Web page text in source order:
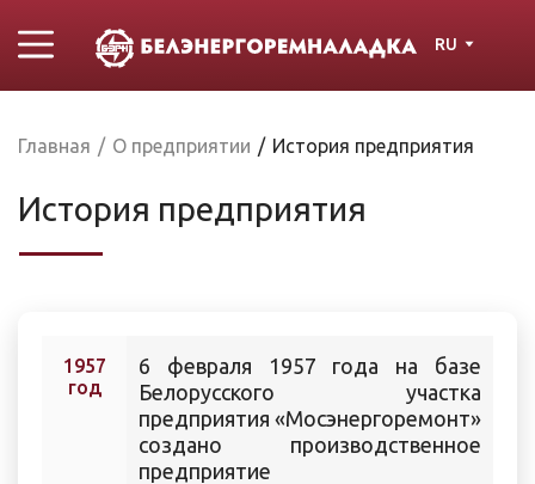
RU
Главная / О предприятии / История предприятия
История предприятия
1957
год
6 февраля 1957 года на базе
Белорусского участка
предприятия «Мосэнергоремонт»
создано производственное
предприятие